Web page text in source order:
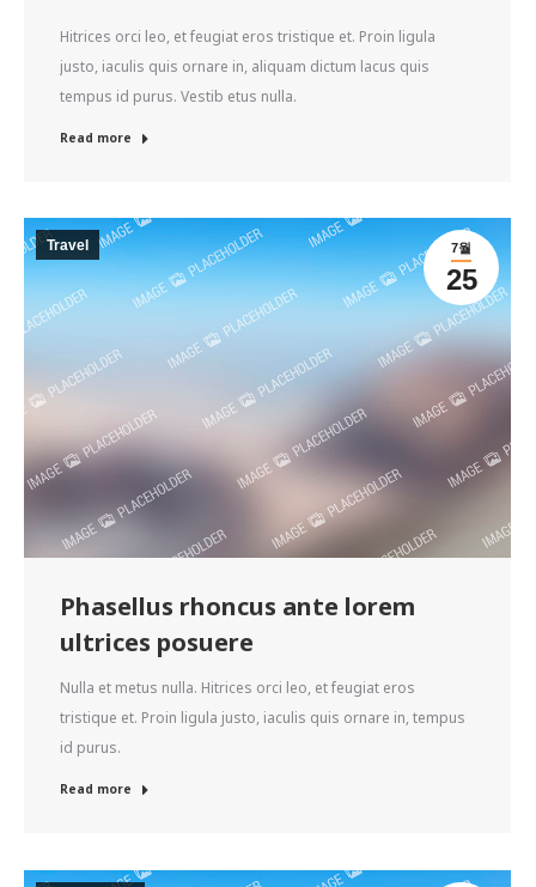
Hitrices orci leo, et feugiat eros tristique et. Proin ligula
justo, iaculis quis ornare in, aliquam dictum lacus quis
tempus id purus. Vestib etus nulla.
Read more
7월
25
Travel
Phasellus rhoncus ante lorem
ultrices posuere
Nulla et metus nulla. Hitrices orci leo, et feugiat eros
tristique et. Proin ligula justo, iaculis quis ornare in, tempus
id purus.
Read more